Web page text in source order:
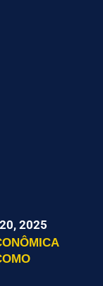
2025